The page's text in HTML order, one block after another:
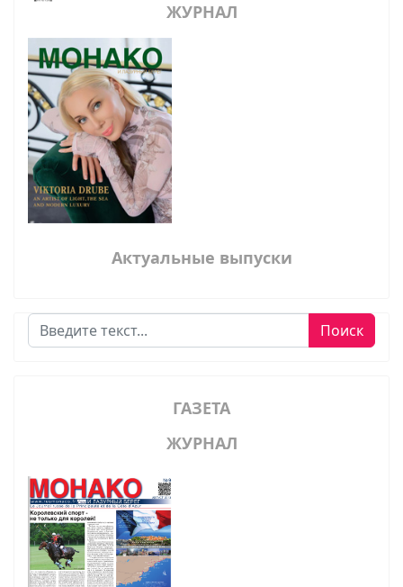
ЖУРНАЛ
Актуальные выпуски
Поиск Поиск
ГАЗЕТА
ЖУРНАЛ